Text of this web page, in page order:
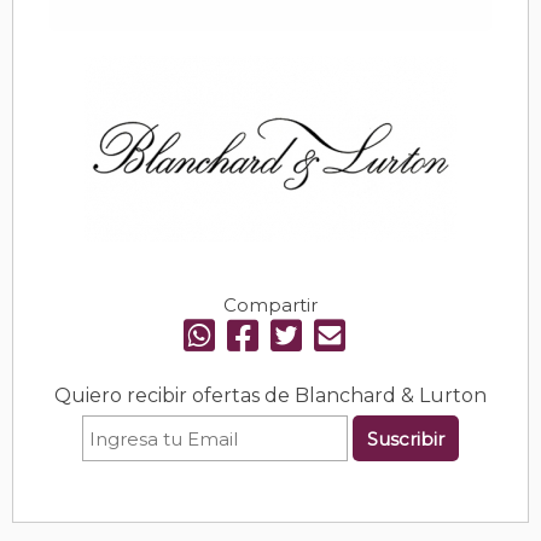
Compartir
Quiero recibir ofertas de Blanchard & Lurton
Suscribir